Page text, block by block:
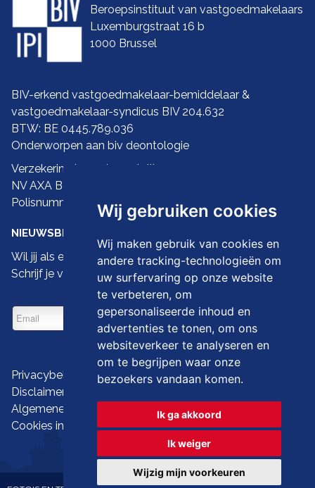
Wij gebruiken cookies
Wij maken gebruik van cookies en
andere tracking-technologieën om
uw surfervaring op onze website
te verbeteren, om
gepersonaliseerde inhoud en
advertenties te tonen, om ons
websiteverkeer te analyseren en
om te begrijpen waar onze
bezoekers vandaan komen.
Ik ga akkoord
Ik weiger
Wijzig mijn voorkeuren
Beroepsinstituut van vastgoedmakelaars
Luxemburgstraat 16 b
1000 Brussel
BIV-erkend vastgoedmakelaar-bemiddelaar &
vastgoedmakelaar-syndicus BIV 204.632
BTW: BE 0445.789.036
Onderworpen aan biv deontologie
Verzekering ba en borgstelling:
NV AXA Belgium
Polisnummer 730.390.160
NIEUWSBRIEF
Wil jij als eerste de nieuwste droomwoningen zien?
Schrijf je vandaag dan in op onze nieuwsbrief
Privacybeleid
Disclaimer
Algemene gebruiksvoorwaarden
Cookies instellen